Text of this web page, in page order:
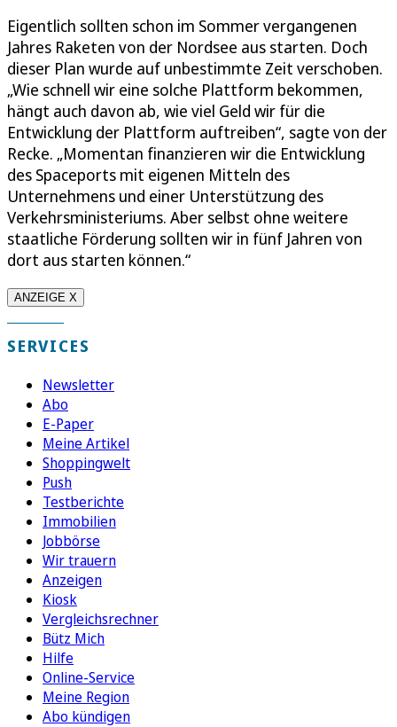
Eigentlich sollten schon im Sommer vergangenen
Jahres Raketen von der Nordsee aus starten. Doch
dieser Plan wurde auf unbestimmte Zeit verschoben.
„Wie schnell wir eine solche Plattform bekommen,
hängt auch davon ab, wie viel Geld wir für die
Entwicklung der Plattform auftreiben“, sagte von der
Recke. „Momentan finanzieren wir die Entwicklung
des Spaceports mit eigenen Mitteln des
Unternehmens und einer Unterstützung des
Verkehrsministeriums. Aber selbst ohne weitere
staatliche Förderung sollten wir in fünf Jahren von
dort aus starten können.“
ANZEIGE X
SERVICES
Newsletter
Abo
E-Paper
Meine Artikel
Shoppingwelt
Push
Testberichte
Immobilien
Jobbörse
Wir trauern
Anzeigen
Kiosk
Vergleichsrechner
Bütz Mich
Hilfe
Online-Service
Meine Region
Abo kündigen